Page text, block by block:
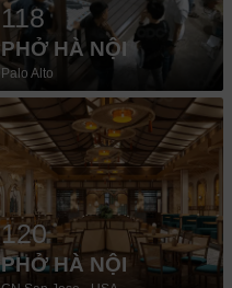
118
PHỞ HÀ NỘI
Palo Alto
120
PHỞ HÀ NỘI